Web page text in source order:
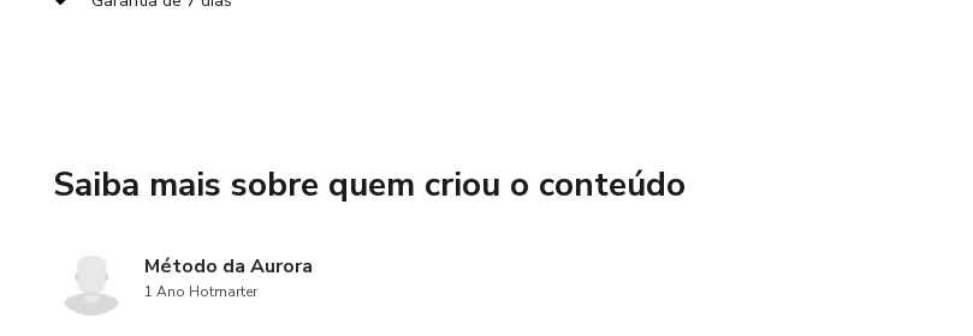
As ferramentas para cultivar relacionamentos que elevam e uma mentalidade de
E ainda leva de BÔNUS: Um planner editável + lista de 40 hobbies de graça + 100
Saiba mais sobre quem criou o conteúdo
Método da Aurora
1 Ano Hotmarter